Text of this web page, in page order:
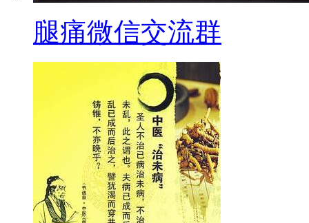
腿痛微信交流群